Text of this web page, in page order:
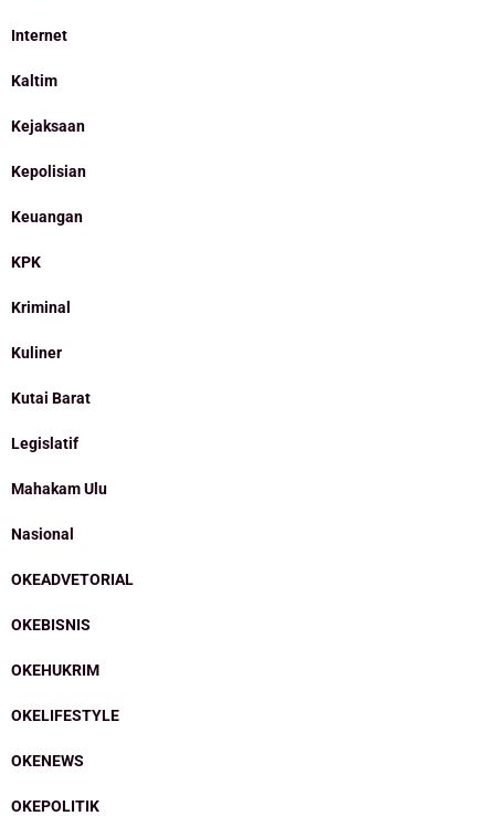
Internet
Kaltim
Kejaksaan
Kepolisian
Keuangan
KPK
Kriminal
Kuliner
Kutai Barat
Legislatif
Mahakam Ulu
Nasional
OKEADVETORIAL
OKEBISNIS
OKEHUKRIM
OKELIFESTYLE
OKENEWS
OKEPOLITIK